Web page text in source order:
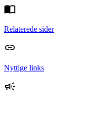
Relaterede sider
Nyttige links